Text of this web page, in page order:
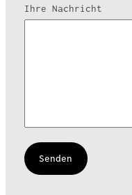
Ihre Nachricht